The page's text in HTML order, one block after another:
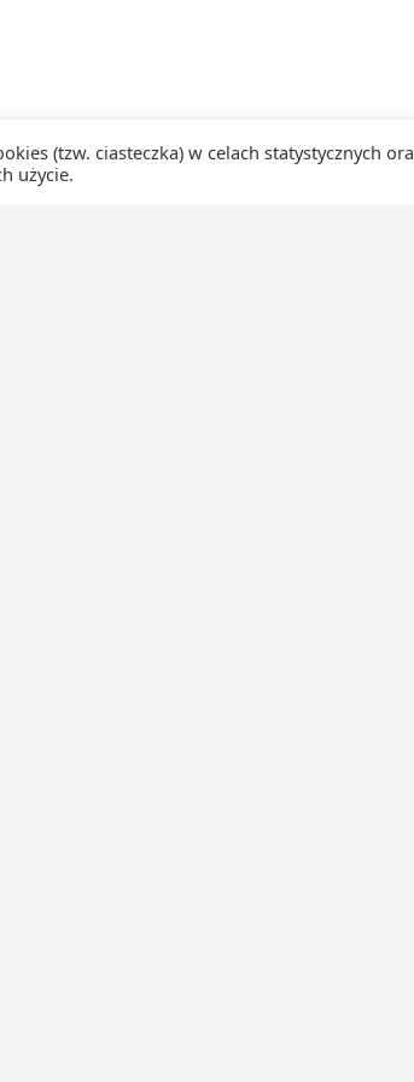
(tzw. ciasteczka) w celach statystycznych
użycie.